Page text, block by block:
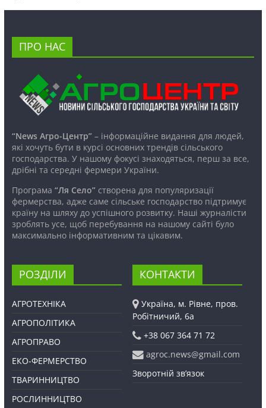
ПРО НАС
“News Агро-Центр”– інформаційне видання для людей,
які хочуть бути в курсі основних трендів сільського
господарства. У нашому фокусі знаходяться, перш за все,
дрібні та середні фермери України.
Програма “Ля Село”створена для популяризації
фермерства, адже саме сільське господарство підтримує
країну на шляху до успішного розвитку. Наші журналісти
зроблять усе, щоб перебування на нашому сайті було
максимально інформативним та цікавим.
РОЗДІЛИ
АГРОТЕХНІКА
АГРОПОЛІТИКА
АГРОПРАВО
ЕКО-ФЕРМЕРСТВО
ТВАРИННИЦТВО
РОСЛИННИЦТВО
КОНТАКТИ
Україна, м. Рівне, пров.
Робітничий, 6а
+38 067 364 71 72
agroc.news@gmail.com
Зворотній зв’язок